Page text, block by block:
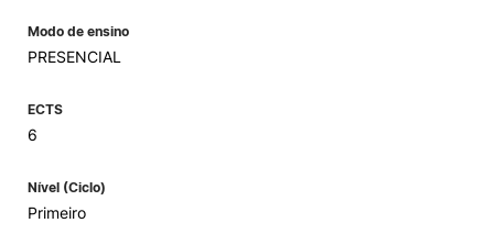
Modo de ensino
PRESENCIAL
ECTS
6
Nível (Ciclo)
Primeiro